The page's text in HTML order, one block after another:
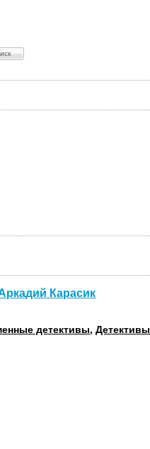
Карасик
детективы,Детективы